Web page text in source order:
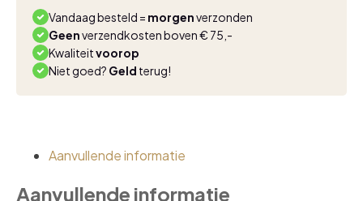
aantal
Vandaag besteld = morgenverzonden
Geenverzendkosten boven € 75,-
Kwaliteitvoorop
Niet goed? Geld terug!
Aanvullende informatie
Aanvullende informatie